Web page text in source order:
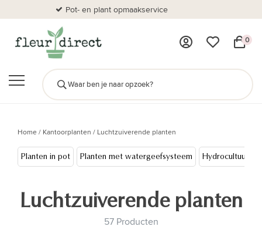
Pot- en plant opmaakservice
0
Home/ Kantoorplanten / Luchtzuiverende planten
Planten in pot Planten met watergeefsysteem Hydrocultuur
Luchtzuiverende planten
57 Producten